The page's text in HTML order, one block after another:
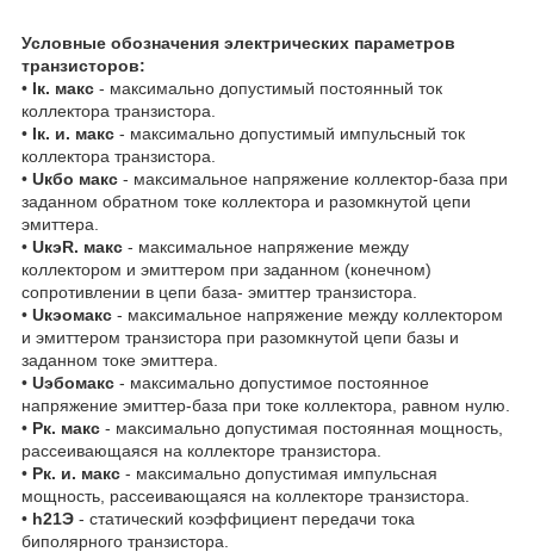
Условные обозначения электрических параметров
транзисторов:
• Iк. макс - максимально допустимый постоянный ток
коллектора транзистора.
• Iк. и. макс - максимально допустимый импульсный ток
коллектора транзистора.
• Uкбо макс - максимальное напряжение коллектор-база при
заданном обратном токе коллектора и разомкнутой цепи
эмиттера.
• UкэR. макс - максимальное напряжение между
коллектором и эмиттером при заданном (конечном)
сопротивлении в цепи база- эмиттер транзистора.
• Uкэомакс - максимальное напряжение между коллектором
и эмиттером транзистора при разомкнутой цепи базы и
заданном токе эмиттера.
• Uэбомакс - максимально допустимое постоянное
напряжение эмиттер-база при токе коллектора, равном нулю.
• Рк. макс - максимально допустимая постоянная мощность,
рассеивающаяся на коллекторе транзистора.
• Рк. и. макс - максимально допустимая импульсная
мощность, рассеивающаяся на коллекторе транзистора.
• h21Э - статический коэффициент передачи тока
биполярного транзистора.